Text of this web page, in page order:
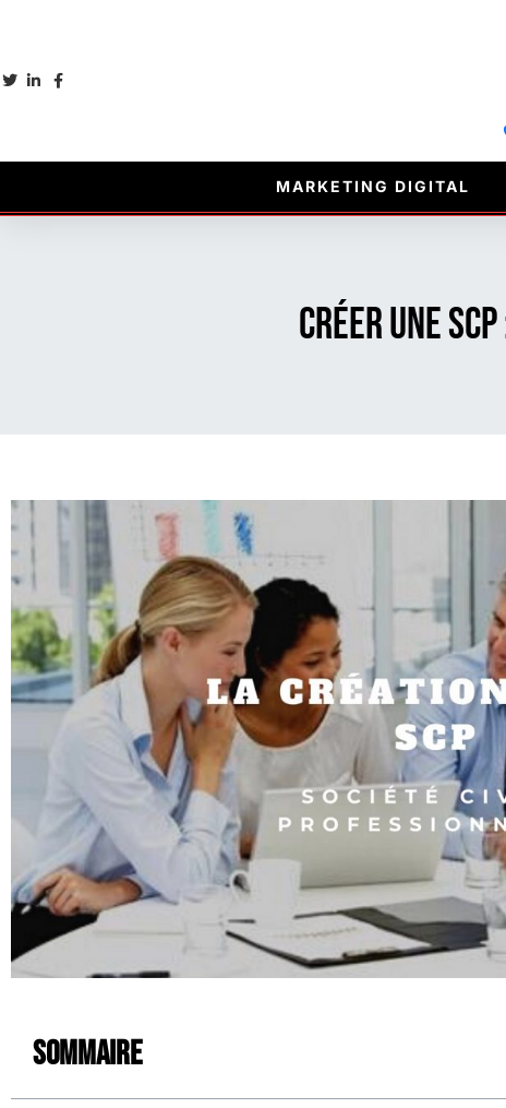
MARKETING DIGITAL
Créer une
Sommaire